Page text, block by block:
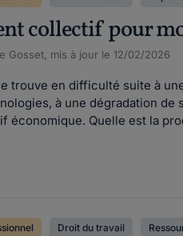
collectif pour
Gosset, mis à jour le 12/02/2026
trouve en difficulté suite à
à une dégradation
économique. Quelle est la
Droit du travail